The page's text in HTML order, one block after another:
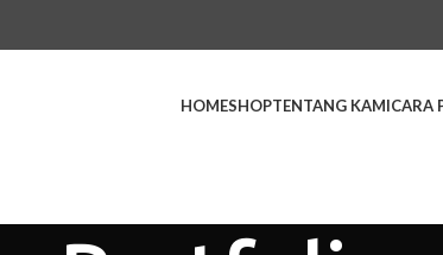
HOMESHOPTENTANG KAMICARA